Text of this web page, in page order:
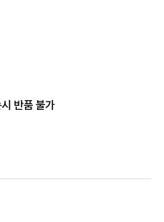
반품 불가